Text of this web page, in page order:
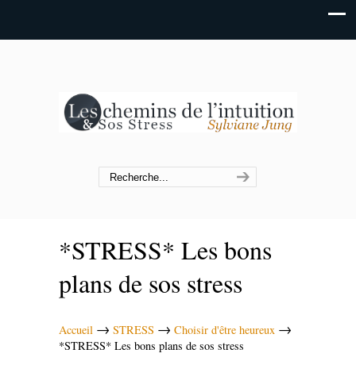
*STRESS* Les bons
plans de sos stress
Accueil → STRESS → Choisir d'être heureux →
*STRESS* Les bons plans de sos stress